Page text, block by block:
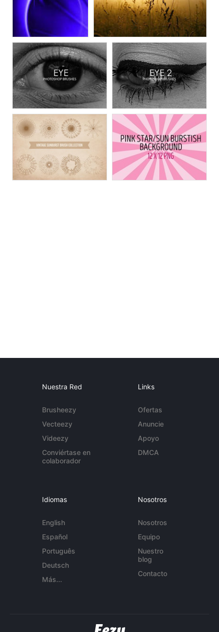
Nuestra Red
Brusheezy
Vecteezy
Videezy
Conviértase en
colaborador
Links
Ofertas
Anuncie
Apoyo
DMCA
Idiomas
English
Español
Português
Deutsch
Más...
Nosotros
Nosotros
Equipo
Nuestro
blog
Contacto